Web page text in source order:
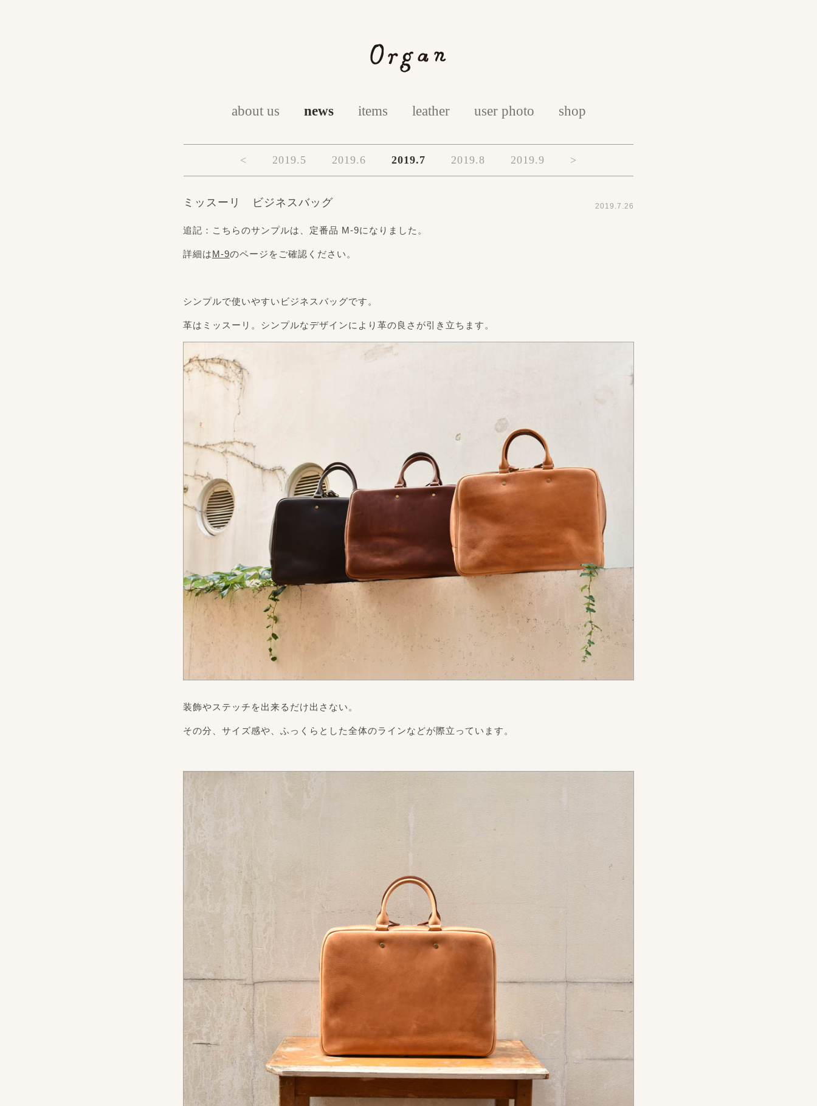
about us news items leather user photo shop
< 2019.5 2019.6 2019.7 2019.8 2019.9 >
ミッスーリ ビジネスバッグ 2019.7.26
追記：こちらのサンプルは、定番品 M-9になりました。
詳細はM-9のページをご確認ください。
シンプルで使いやすいビジネスバッグです。
革はミッスーリ。シンプルなデザインにより革の良さが引き立ちます。
装飾やステッチを出来るだけ出さない。
その分、サイズ感や、ふっくらとした全体のラインなどが際立っています。